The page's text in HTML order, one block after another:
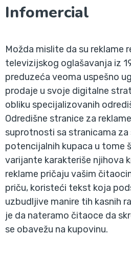
Infomercial
Možda mislite da su reklame
televizijskog oglašavanja iz
preduzeća veoma uspešno
prodaje u svoje digitalne
obliku specijalizovanih
Odredišne stranice za
suprotnosti sa stranicama za
potencijalnih kupaca u tome
varijante karakteriše njihova
reklame pričaju vašim
priču, koristeći tekst koja
uzbudljive manire tih kasnih
je da nateramo čitaoce da
se obavežu na kupovinu.